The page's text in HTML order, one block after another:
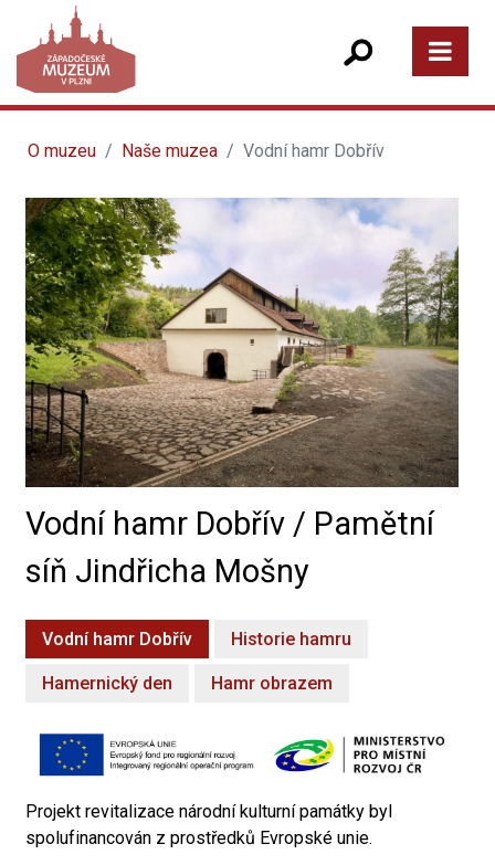
O muzeu Naše muzea Vodní hamr Dobřív
Vodní hamr Dobřív / Pamětní
síň Jindřicha Mošny
Vodní hamr Dobřív Historie hamru
Hamernický den Hamr obrazem
Projekt revitalizace národní kulturní památky byl
spolufinancován z prostředků Evropské unie.